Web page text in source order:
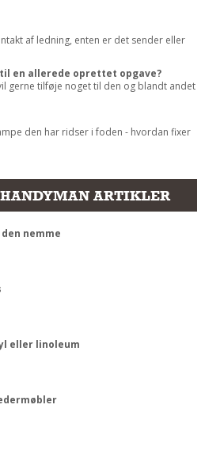
af ledning, enten er det sender eller
en allerede oprettet opgave?
gerne tilføje noget til den og blandt andet
den har ridser i foden - hvordan fixer
ARTIKLER
nemme
eller linoleum